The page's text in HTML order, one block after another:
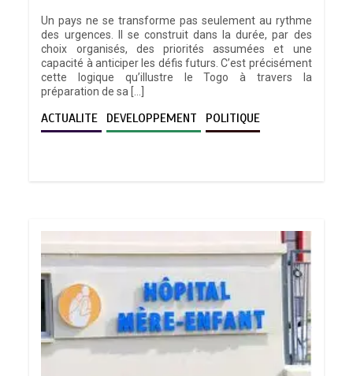
Un pays ne se transforme pas seulement au rythme
des urgences. Il se construit dans la durée, par des
choix organisés, des priorités assumées et une
capacité à anticiper les défis futurs. C’est précisément
cette logique qu’illustre le Togo à travers la
préparation de sa […]
ACTUALITE DEVELOPPEMENT POLITIQUE